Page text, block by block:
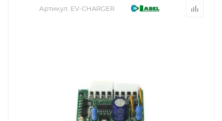
Артикул: EV-CHARGER